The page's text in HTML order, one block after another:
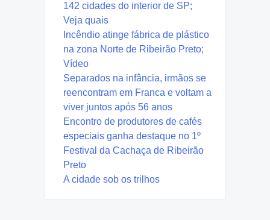
142 cidades do interior de SP;
Veja quais
Incêndio atinge fábrica de plástico
na zona Norte de Ribeirão Preto;
Vídeo
Separados na infância, irmãos se
reencontram em Franca e voltam a
viver juntos após 56 anos
Encontro de produtores de cafés
especiais ganha destaque no 1º
Festival da Cachaça de Ribeirão
Preto
A cidade sob os trilhos